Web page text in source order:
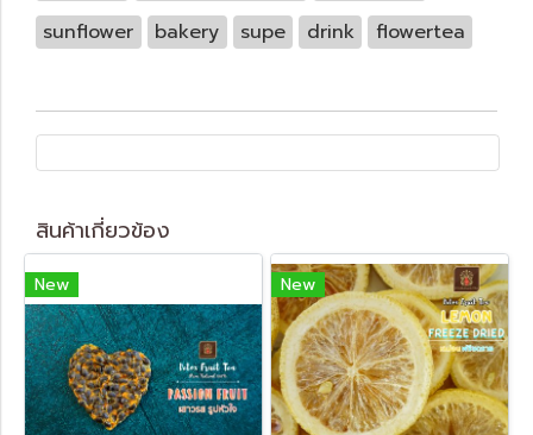
sunflower
bakery supe drink flowertea
สินค้าเกี่ยวข้อง
New New